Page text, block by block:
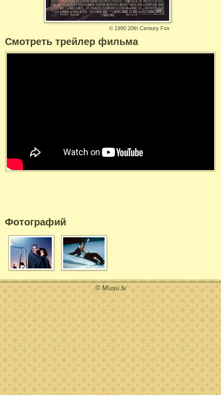
© 1990 20th Century Fox
Смотреть трейлер фильма
Фотографий
© Musu.lv